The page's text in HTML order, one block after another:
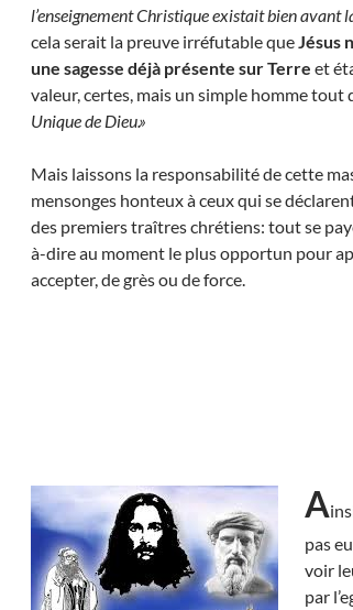
l’enseignement Christique existait bien avant
cela serait la preuve irréfutable queJésus
une sagesse déjà présente sur Terre et
valeur, certes, mais un simple homme tout
Unique de Dieu.»
Mais laissons la responsabilité de cette
mensonges honteux à ceux qui se
des premiers traîtres chrétiens: tout se
à-dire au moment le plus opportun pour
accepter, de grès ou de force.
A
pas
voir
par